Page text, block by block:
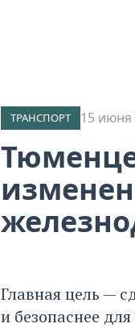
ТРАНСПОРТ 15 июня
Главная цель —
и безопаснее